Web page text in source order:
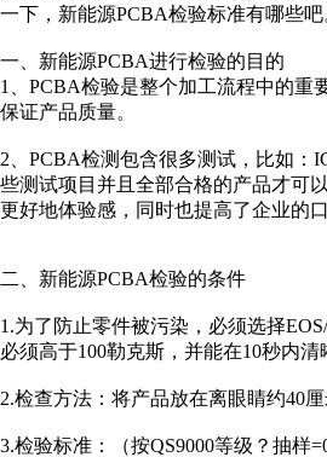
一下，新能源PCBA检验标准有哪些吧
一、新能源PCBA进行检验的目的
1、PCBA检验是整个加工流程中的重
保证产品质量。
2、PCBA检测包含很多测试，比如：
些测试项目并且全部合格的产品才可
更好地体验感，同时也提高了企业的
二、新能源PCBA检验的条件
1.为了防止零件被污染，必须选择
必须高于100勒克斯，并能在10秒内清
2.检查方法：将产品放在离眼睛约40
3.检验标准：（按QS9000等级？抽样